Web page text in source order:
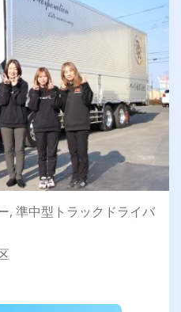
, 準中型トラックドライバ